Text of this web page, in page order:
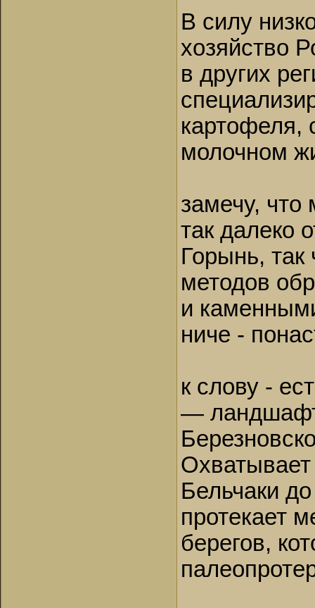
В силу
хозяйство
в других
картофеля,
молочном
замечу,
так далеко
Горынь, так
методов
и
ниче -
к слову -
—
Охватывает
Бельчаки
протекает
берегов,